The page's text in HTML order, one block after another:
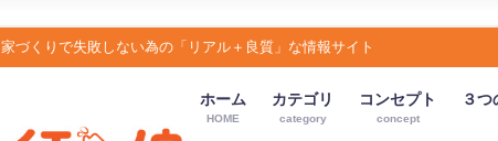
家づくりで失敗しない為の「リアル＋良質」な情報サイト
ホーム
HOME
カテゴリ
category
コンセプト
concept
３つ